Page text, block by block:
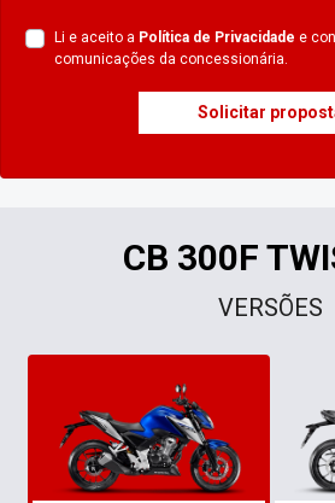
Li e aceito a Política de Privacidade e
comunicações da concessionária.
Solicitar
CB 300F
VERSÕES